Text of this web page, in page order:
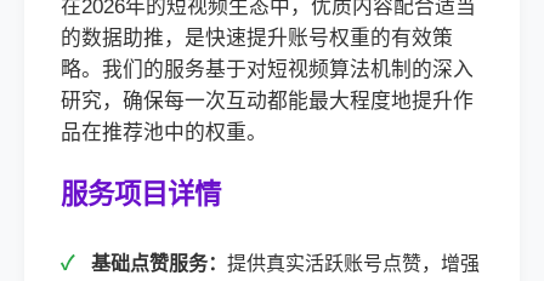
在2026年的短视频生态中，优质内容配合适当
的数据助推，是快速提升账号权重的有效策
略。我们的服务基于对短视频算法机制的深入
研究，确保每一次互动都能最大程度地提升作
品在推荐池中的权重。
服务项目详情
基础点赞服务： 提供真实活跃账号点赞，增强